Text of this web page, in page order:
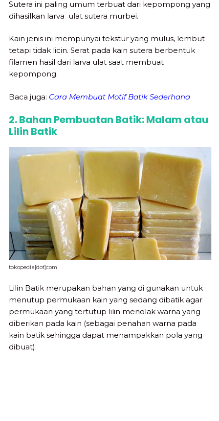
Sutera ini paling umum terbuat dari kepompong yang
dihasilkan larva ulat sutera murbei.
Kain jenis ini mempunyai tekstur yang mulus, lembut
tetapi tidak licin. Serat pada kain sutera berbentuk
filamen hasil dari larva ulat saat membuat
kepompong.
Baca juga: Cara Membuat Motif Batik Sederhana
2. Bahan Pembuatan Batik: Malam atau
Lilin Batik
tokopedia[dot]com
Lilin Batik merupakan bahan yang di gunakan untuk
menutup permukaan kain yang sedang dibatik agar
permukaan yang tertutup lilin menolak warna yang
diberikan pada kain (sebagai penahan warna pada
kain batik sehingga dapat menampakkan pola yang
dibuat).